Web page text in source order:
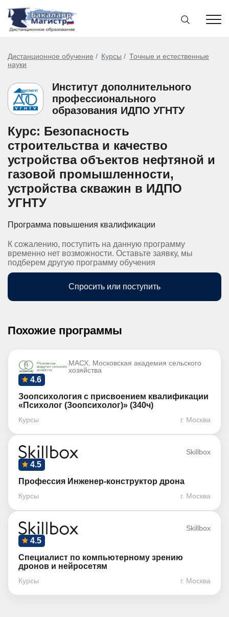
Дистанционное обучение Курсы
Точные и естественные
науки
Институт дополнительного
профессионального
образования ИДПО УГНТУ
Курс: Безопасность
строительства и качество
устройства объектов нефтяной и
газовой промышленности,
устройства скважин в ИДПО
УГНТУ
Программа повышения квалификации
К сожалению, поступить на данную программу
временно нет возможности. Оставьте заявку, мы
подберем другую программу обучения
Спросить или поступить
Похожие программы
МАСХ. Московская академия сельского
хозяйства
4.6
Зоопсихология с присвоением квалификации
«Психолог (Зоопсихолог)» (340ч)
Курсы г. Москва
Skillbox
4.5
Профессия Инженер-конструктор дрона
Курсы г. Москва
Skillbox
4.5
Специалист по компьютерному зрению
дронов и нейросетям
Курсы г. Москва